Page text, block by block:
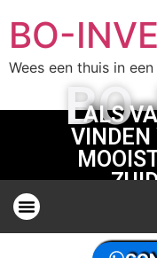
BO-
Wees een thuis in
ALS
VINDEN